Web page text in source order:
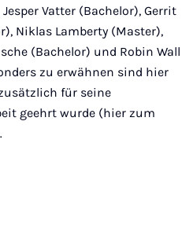
Vatter (Bachelor), Gerrit
Niklas Lamberty (Master),
(Bachelor) und Robin Wall
zu erwähnen sind hier
für seine
geehrt wurde (hier zum